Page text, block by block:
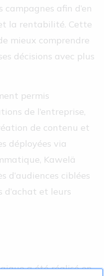
afin d’en
la rentabilité. Cette
mieux comprendre
décisions avec plus
permis
de l’entreprise,
de contenu et
déployées via
Kawelä
d’audiences ciblées
d’achat et leurs
a été réalisé en